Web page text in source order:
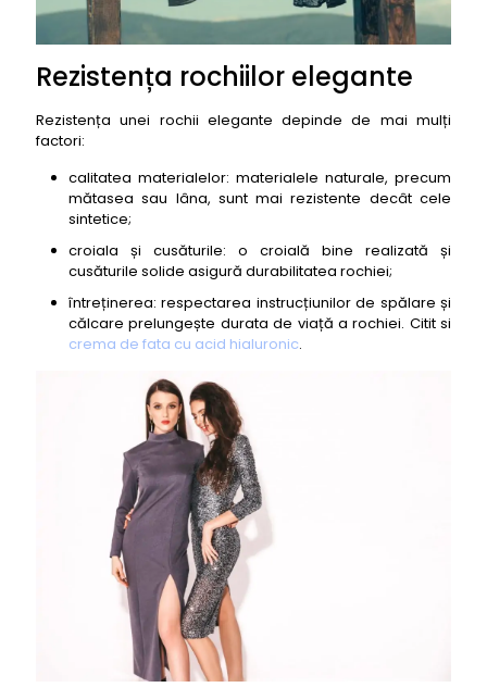
Rezistența rochiilor elegante
Rezistența unei rochii elegante depinde de mai mulți
factori:
calitatea materialelor: materialele naturale, precum
mătasea sau lâna, sunt mai rezistente decât cele
sintetice;
croiala și cusăturile: o croială bine realizată și
cusăturile solide asigură durabilitatea rochiei;
întreținerea: respectarea instrucțiunilor de spălare și
călcare prelungește durata de viață a rochiei. Citit si
crema de fata cu acid hialuronic.